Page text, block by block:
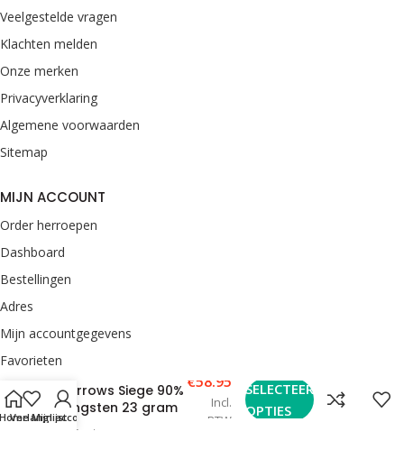
Veelgestelde vragen
Klachten melden
Onze merken
Privacyverklaring
Algemene voorwaarden
Sitemap
MIJN ACCOUNT
Order herroepen
Dashboard
Bestellingen
Adres
Mijn accountgegevens
Favorieten
CONTACT
van Rooij Darts
Harrows Siege 90%
tungsten 23 gram
€58.95
Incl.
BTW
SELECTEER
OPTIES
Verlanglijst
Mijn account